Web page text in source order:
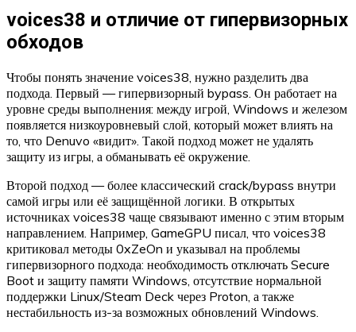
voices38 и отличие от гипервизорных
обходов
Чтобы понять значение voices38, нужно разделить два
подхода. Первый — гипервизорный bypass. Он работает на
уровне среды выполнения: между игрой, Windows и железом
появляется низкоуровневый слой, который может влиять на
то, что Denuvo «видит». Такой подход может не удалять
защиту из игры, а обманывать её окружение.
Второй подход — более классический crack/bypass внутри
самой игры или её защищённой логики. В открытых
источниках voices38 чаще связывают именно с этим вторым
направлением. Например, GameGPU писал, что voices38
критиковал методы 0xZeOn и указывал на проблемы
гипервизорного подхода: необходимость отключать Secure
Boot и защиту памяти Windows, отсутствие нормальной
поддержки Linux/Steam Deck через Proton, а также
нестабильность из-за возможных обновлений Windows.